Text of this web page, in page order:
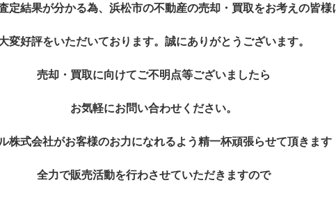
定結果が分かる為、浜松市の不動産の売却・買取をお考えの皆様
変好評をいただいております。誠にありがとうございます。
売却・買取に向けてご不明点等ございましたら
お気軽にお問い合わせください。
株式会社がお客様のお力になれるよう精一杯頑張らせて頂きます
全力で販売活動を行わさせていただきますので